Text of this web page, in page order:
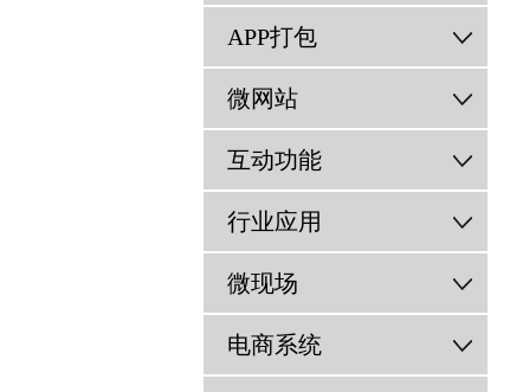
APP打包
微网站
互动功能
行业应用
微现场
电商系统